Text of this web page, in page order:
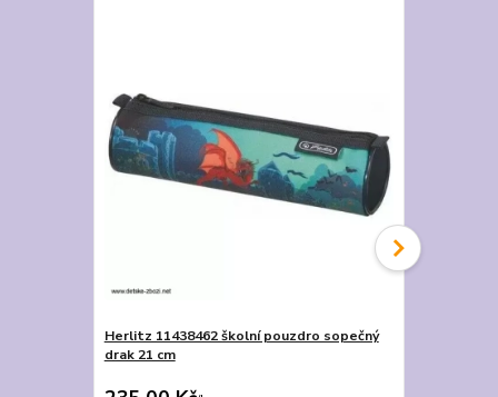
Herlitz 11438462 školní pouzdro sopečný
drak 21 cm